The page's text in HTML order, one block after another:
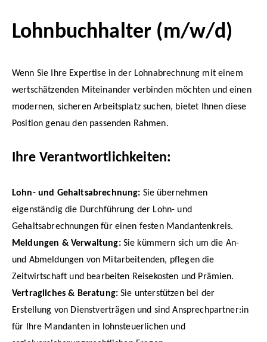
Lohnbuchhalter (m/w/d)
Wenn Sie Ihre Expertise in der Lohnabrechnung mit einem
wertschätzenden Miteinander verbinden möchten und einen
modernen, sicheren Arbeitsplatz suchen, bietet Ihnen diese
Position genau den passenden Rahmen.
Ihre Verantwortlichkeiten:
Lohn- und Gehaltsabrechnung: Sie übernehmen
eigenständig die Durchführung der Lohn- und
Gehaltsabrechnungen für einen festen Mandantenkreis.
Meldungen & Verwaltung:Sie kümmern sich um die An-
und Abmeldungen von Mitarbeitenden, pflegen die
Zeitwirtschaft und bearbeiten Reisekosten und Prämien.
Vertragliches & Beratung: Sie unterstützen bei der
Erstellung von Dienstverträgen und sind Ansprechpartner:in
für Ihre Mandanten in lohnsteuerlichen und